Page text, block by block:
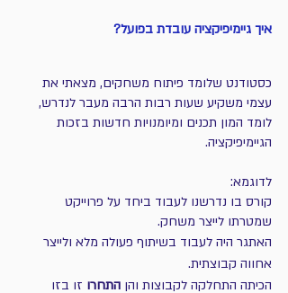
איך גיימיפיקציה עובדת בפועל?
כסטודנט שלומד פיתוח משחקים, מצאתי את
עצמי משקיע שעות רבות הרבה מעבר לנדרש,
לומד המון תכנים ומיומנויות חדשות בזכות
הגיימיפיקציה.
לדוגמא:
קורס בו נדרשנו לעבוד ביחד על פרוייקט
שמטרתו לייצר משחק.
האתגר היה לעבוד בשיתוף פעולה מלא ולייצר
אחווה קבוצתית.
הכיתה התחלקה לקבוצות והן התחרו זו בזו